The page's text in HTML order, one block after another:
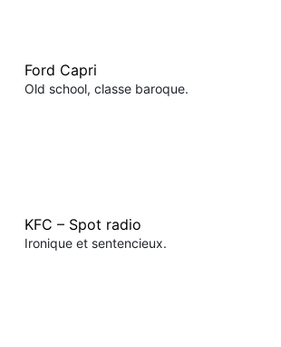
Ford Capri
Old school, classe baroque.
KFC – Spot radio
Ironique et sentencieux.